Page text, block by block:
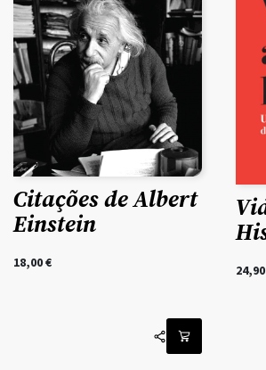
Citações de Albert
Einstein
18,00€ 24,90